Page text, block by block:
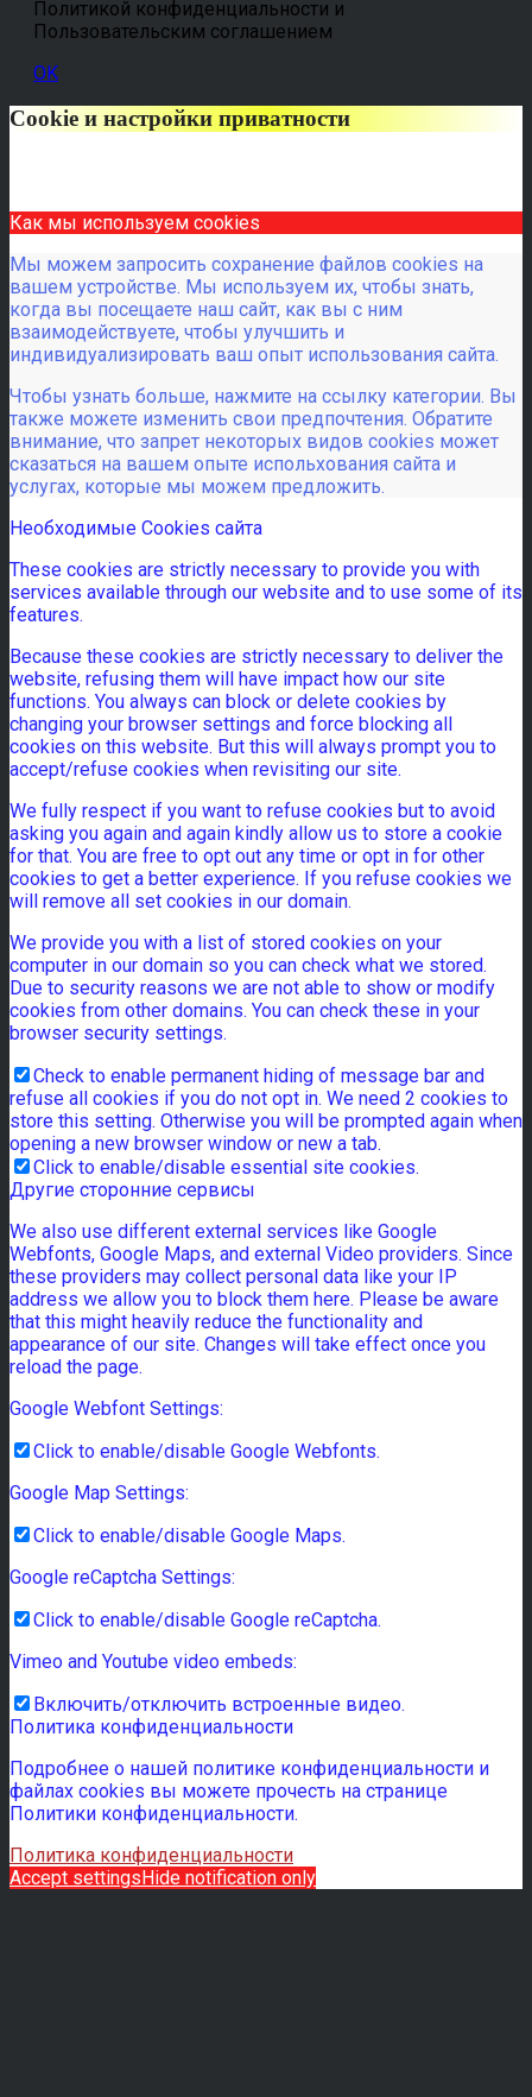
Политикой конфиденциальности и
Пользовательским соглашением
OK
Cookie и настройки приватности
Как мы используем cookies
Мы можем запросить сохранение файлов cookies на
вашем устройстве. Мы используем их, чтобы знать,
когда вы посещаете наш сайт, как вы с ним
взаимодействуете, чтобы улучшить и
индивидуализировать ваш опыт использования сайта.
Чтобы узнать больше, нажмите на ссылку категории. Вы
также можете изменить свои предпочтения. Обратите
внимание, что запрет некоторых видов cookies может
сказаться на вашем опыте испольхования сайта и
услугах, которые мы можем предложить.
Необходимые Cookies сайта
These cookies are strictly necessary to provide you with
services available through our website and to use some of its
features.
Because these cookies are strictly necessary to deliver the
website, refusing them will have impact how our site
functions. You always can block or delete cookies by
changing your browser settings and force blocking all
cookies on this website. But this will always prompt you to
accept/refuse cookies when revisiting our site.
We fully respect if you want to refuse cookies but to avoid
asking you again and again kindly allow us to store a cookie
for that. You are free to opt out any time or opt in for other
cookies to get a better experience. If you refuse cookies we
will remove all set cookies in our domain.
We provide you with a list of stored cookies on your
computer in our domain so you can check what we stored.
Due to security reasons we are not able to show or modify
cookies from other domains. You can check these in your
browser security settings.
Check to enable permanent hiding of message bar and
refuse all cookies if you do not opt in. We need 2 cookies to
store this setting. Otherwise you will be prompted again when
opening a new browser window or new a tab.
Click to enable/disable essential site cookies.
Другие сторонние сервисы
We also use different external services like Google
Webfonts, Google Maps, and external Video providers. Since
these providers may collect personal data like your IP
address we allow you to block them here. Please be aware
that this might heavily reduce the functionality and
appearance of our site. Changes will take effect once you
reload the page.
Google Webfont Settings:
Click to enable/disable Google Webfonts.
Google Map Settings:
Click to enable/disable Google Maps.
Google reCaptcha Settings:
Click to enable/disable Google reCaptcha.
Vimeo and Youtube video embeds:
Включить/отключить встроенные видео.
Политика конфиденциальности
Подробнее о нашей политике конфиденциальности и
файлах cookies вы можете прочесть на странице
Политики конфиденциальности.
Политика конфиденциальности
Accept settingsHide notification only